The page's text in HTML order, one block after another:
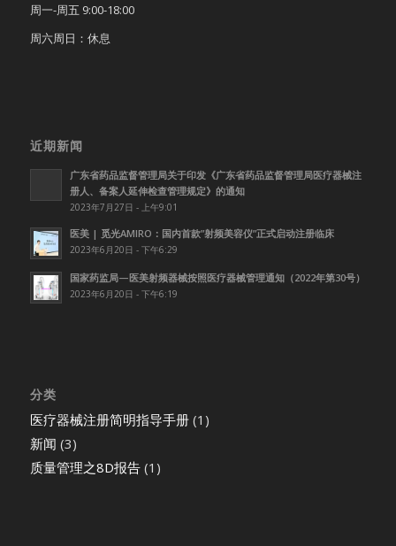
周一-周五 9:00-18:00
周六周日：休息
近期新闻
广东省药品监督管理局关于印发《广东省药品监督管理局医疗器械注
册人、备案人延伸检查管理规定》的通知
2023年7月27日 - 上午9:01
医美 | 觅光AMIRO：国内首款”射频美容仪”正式启动注册临床
2023年6月20日 - 下午6:29
国家药监局—医美射频器械按照医疗器械管理通知（2022年第30号）
2023年6月20日 - 下午6:19
分类
医疗器械注册简明指导手册(1)
新闻 (3)
质量管理之8D报告(1)